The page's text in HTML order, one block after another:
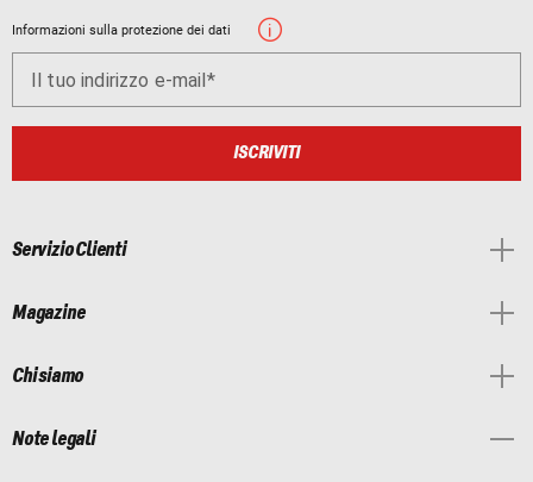
Informazioni sulla protezione dei dati
Il tuo indirizzo e-mail
ISCRIVITI
Servizio Clienti
Magazine
Chi siamo
Note legali